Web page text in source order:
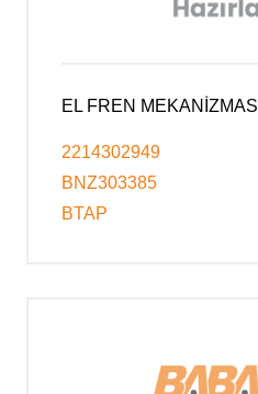
EL FREN MEKANİZMASI
2214302949
BNZ303385
BTAP